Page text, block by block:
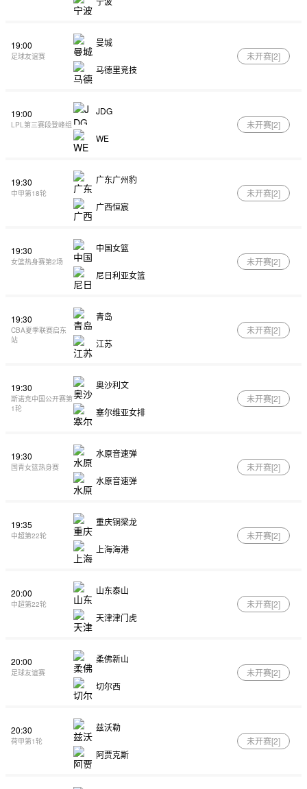
19:00
足球友谊赛
曼城
马德里竞技
未开赛[2]
19:00
LPL第三赛段登峰组
JDG
WE
未开赛[2]
19:30
中甲第18轮
广东广州豹
广西恒宸
未开赛[2]
19:30
女篮热身赛第2场
中国女篮
尼日利亚女篮
未开赛[2]
19:30
CBA夏季联赛启东
站
青岛
江苏
未开赛[2]
19:30
斯诺克中国公开赛第
1轮
奥沙利文
塞尔维亚女排
未开赛[2]
19:30
国青女篮热身赛
水原音速弹
水原音速弹
未开赛[2]
19:35
中超第22轮
重庆铜梁龙
上海海港
未开赛[2]
20:00
中超第22轮
山东泰山
天津津门虎
未开赛[2]
20:00
足球友谊赛
柔佛新山
切尔西
未开赛[2]
20:30
荷甲第1轮
兹沃勒
阿贾克斯
未开赛[2]